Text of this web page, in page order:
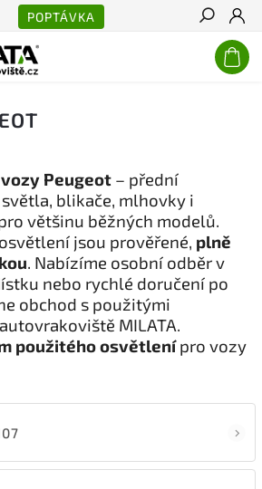
POPTÁVKA
Hledat
Peugeot – přední
blikače, mlhovky i
většinu běžných modelů.
jsou prověřené, plně
. Nabízíme osobní odběr v
nebo rychlé doručení po
obchod s použitými
MILATA.
použitého osvětlenípro vozy